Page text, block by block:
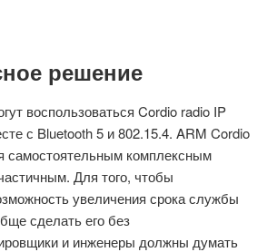
решение
воспользоваться Cordio radio IP
с Bluetooth 5 и 802.15.4. ARM Cordio
самостоятельным комплексным
Для того, чтобы
увеличения срока службы
сделать его без
и инженеры должны думать